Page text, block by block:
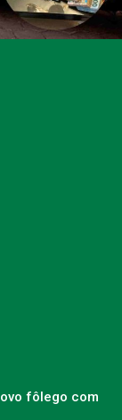
fôlego com